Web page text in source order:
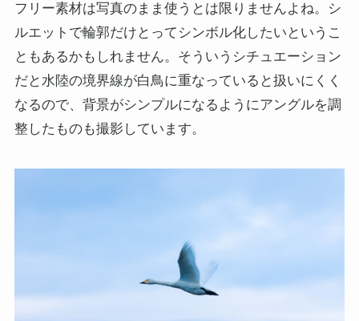
フリー素材は写真のまま使うとは限りませんよね。シ
ルエットで輪郭だけとってシンボル化したいというこ
ともあるかもしれません。そういうシチュエーション
だと水陸の境界線が白鳥に重なっていると扱いにくく
なるので、背景がシンプルになるようにアングルを調
整したものも撮影しています。